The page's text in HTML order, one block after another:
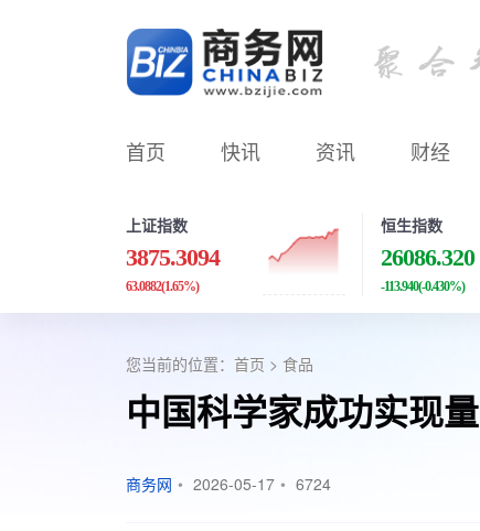
首页 快讯 资讯 财经
上证指数
3875.3094
63.0882(1.65%)
恒生指数
26086.320
-113.940(-0.430%)
您当前的位置： 首页 > 食品
中国科学家成功实现
商务网 • 2026-05-17 • 6724